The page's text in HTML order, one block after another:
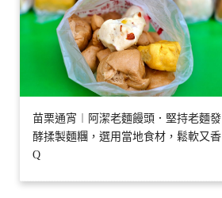
苗栗通宵︱阿潔老麵饅頭．堅持老麵發
酵揉製麵糰，選用當地食材，鬆軟又香
Q